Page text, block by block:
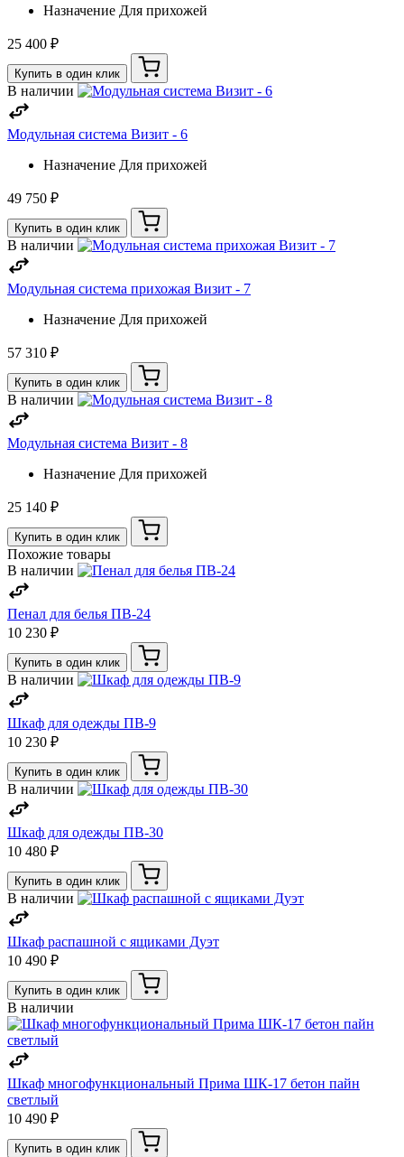
Назначение Для прихожей
25 400 ₽
Купить в один клик
В наличии
Модульная система Визит - 6
Назначение Для прихожей
49 750 ₽
Купить в один клик
В наличии
Модульная система прихожая Визит - 7
Назначение Для прихожей
57 310 ₽
Купить в один клик
В наличии
Модульная система Визит - 8
Назначение Для прихожей
25 140 ₽
Купить в один клик
Похожие товары
В наличии
Пенал для белья ПВ-24
10 230 ₽
Купить в один клик
В наличии
Шкаф для одежды ПВ-9
10 230 ₽
Купить в один клик
В наличии
Шкаф для одежды ПВ-30
10 480 ₽
Купить в один клик
В наличии
Шкаф распашной с ящиками Дуэт
10 490 ₽
Купить в один клик
В наличии
Шкаф многофункциональный Прима ШК-17 бетон пайн
светлый
10 490 ₽
Купить в один клик